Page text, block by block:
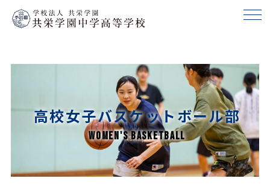
高校女子バスケットボール部